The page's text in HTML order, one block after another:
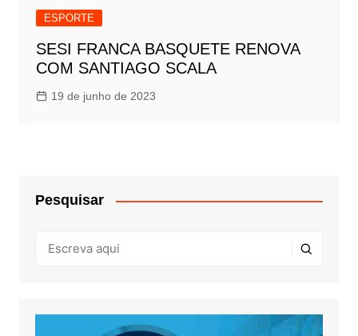
ESPORTE
SESI FRANCA BASQUETE RENOVA
COM SANTIAGO SCALA
19 de junho de 2023
Pesquisar